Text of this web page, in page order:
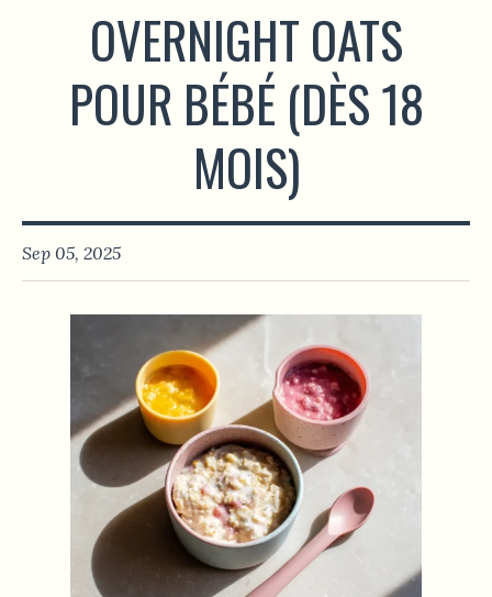
OVERNIGHT OATS
POUR BÉBÉ (DÈS 18
MOIS)
Sep 05, 2025